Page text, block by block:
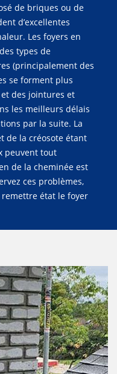
de briques ou de
d’excellentes
Les foyers en
types de
(principalement des
se forment plus
des jointures et
les meilleurs délais
par la suite. La
de la créosote étant
peuvent tout
de la cheminée est
ces problèmes,
état le foyer